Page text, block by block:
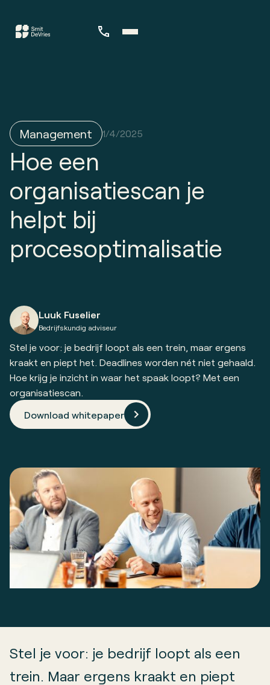
Management 1/4/2025
Hoe een
organisatiescan je
helpt bij
procesoptimalisatie
Luuk Fuselier
Bedrijfskundig adviseur
Stel je voor: je bedrijf loopt als een trein, maar ergens
kraakt en piept het. Deadlines worden nét niet gehaald.
Hoe krijg je inzicht in waar het spaak loopt? Met een
organisatiescan.
Download whitepaper
Stel je voor: je bedrijf loopt als een
trein. Maar ergens kraakt en piept